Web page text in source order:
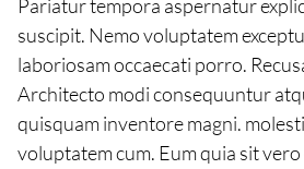
Pariatur tempora aspernatur
suscipit. Nemo voluptatem
laboriosam occaecati porro.
Architecto modi consequuntur
quisquam inventore magni.
voluptatem cum. Eum quia sit